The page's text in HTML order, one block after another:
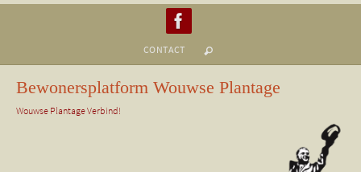
CONTACT
Bewonersplatform Wouwse Plantage
Wouwse Plantage Verbind!